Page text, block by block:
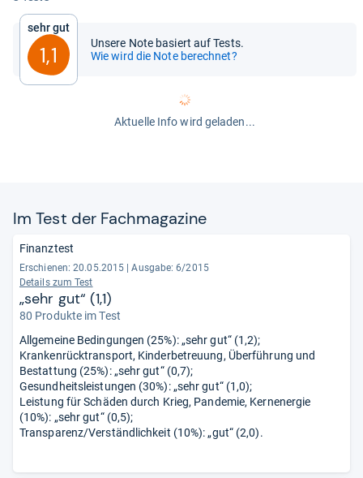
Sehr gut
1,1
Unsere Note basiert auf Tests.
Wie wird die Note berechnet?
Aktuelle Info wird geladen...
Im Test der Fach­ma­ga­zine
Finanztest
Erschienen: 20.05.2015
Ausgabe: 6/2015
Details zum Test
„sehr gut“ (1,1)
80 Produkte im Test
Allgemeine Bedingungen (25%): „sehr gut“ (1,2);
Krankenrücktransport, Kinderbetreuung, Überführung und
Bestattung (25%): „sehr gut“ (0,7);
Gesundheitsleistungen (30%): „sehr gut“ (1,0);
Leistung für Schäden durch Krieg, Pandemie, Kernenergie
(10%): „sehr gut“ (0,5);
Transparenz/Verständlichkeit (10%): „gut“ (2,0).